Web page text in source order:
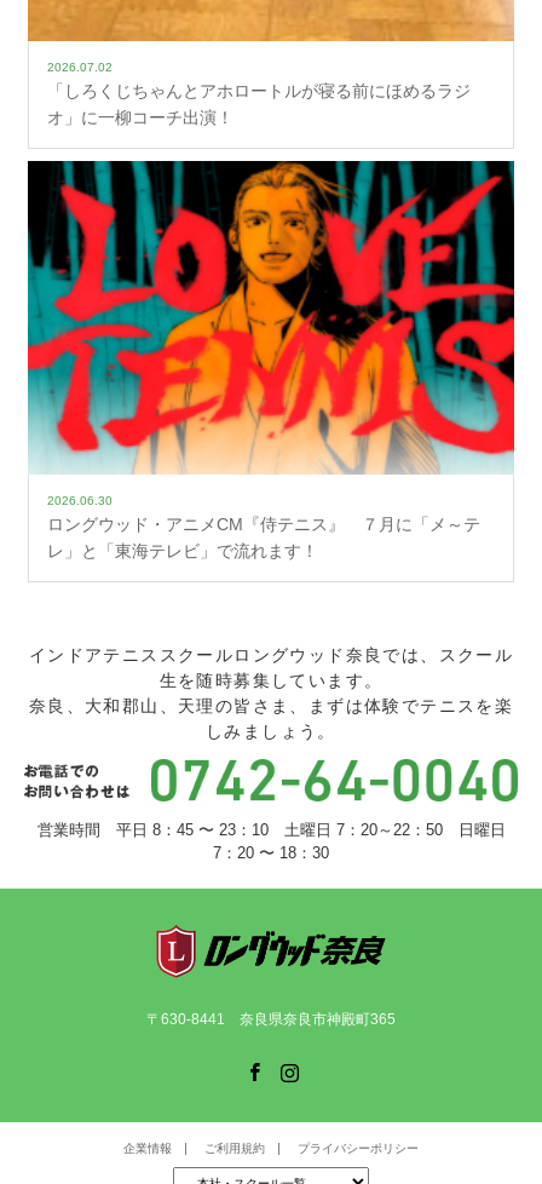
2026.07.02
「しろくじちゃんとアホロートルが寝る前にほめるラジ
オ」に一柳コーチ出演！
2026.06.30
ロングウッド・アニメCM『侍テニス』 ７月に「メ～テ
レ」と「東海テレビ」で流れます！
インドアテニススクールロングウッド奈良では、スクール
生を随時募集しています。
奈良、大和郡山、天理の皆さま、まずは体験でテニスを楽
しみましょう。
営業時間 平日 8：45 〜 23：10 土曜日 7：20～22：50 日曜日
7：20 〜 18：30
〒630-8441 奈良県奈良市神殿町365
企業情報 ご利用規約 プライバシーポリシー